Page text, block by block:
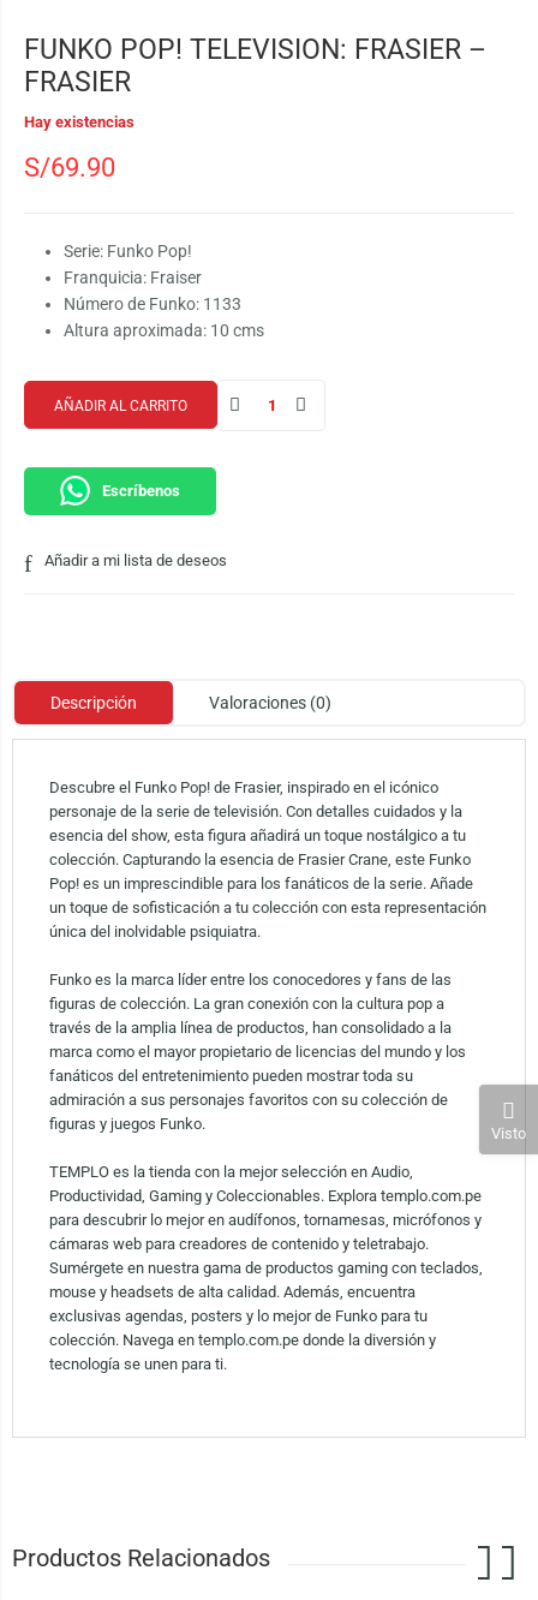
FUNKO POP! TELEVISION: FRASIER –
FRASIER
Hay existencias
S/69.90
Serie: Funko Pop!
Franquicia: Fraiser
Número de Funko: 1133
Altura aproximada: 10 cms
AÑADIR AL CARRITO
Escríbenos
Añadir a mi lista de deseos
Descripción Valoraciones (0)
Descubre el Funko Pop! de Frasier, inspirado en el icónico
personaje de la serie de televisión. Con detalles cuidados y la
esencia del show, esta figura añadirá un toque nostálgico a tu
colección. Capturando la esencia de Frasier Crane, este Funko
Pop! es un imprescindible para los fanáticos de la serie. Añade
un toque de sofisticación a tu colección con esta representación
única del inolvidable psiquiatra.
Funko es la marca líder entre los conocedores y fans de las
figuras de colección. La gran conexión con la cultura pop a
través de la amplia línea de productos, han consolidado a la
marca como el mayor propietario de licencias del mundo y los
fanáticos del entretenimiento pueden mostrar toda su
admiración a sus personajes favoritos con su colección de
figuras y juegos Funko.
TEMPLO es la tienda con la mejor selección en Audio,
Productividad, Gaming y Coleccionables. Explora templo.com.pe
para descubrir lo mejor en audífonos, tornamesas, micrófonos y
cámaras web para creadores de contenido y teletrabajo.
Sumérgete en nuestra gama de productos gaming con teclados,
mouse y headsets de alta calidad. Además, encuentra
exclusivas agendas, posters y lo mejor de Funko para tu
colección. Navega en templo.com.pe donde la diversión y
tecnología se unen para ti.
Productos Relacionados
Visto